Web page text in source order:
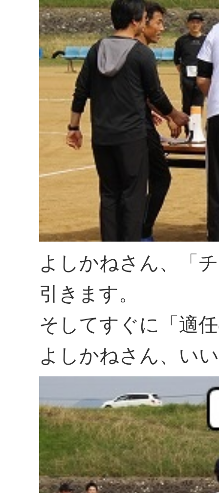
よしかねさん、「
引きます。
そしてすぐに「適
よしかねさん、い